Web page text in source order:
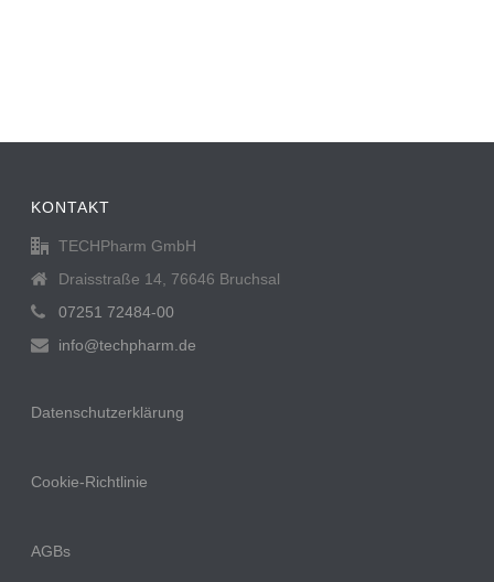
KONTAKT
TECHPharm GmbH
Draisstraße 14, 76646 Bruchsal
07251 72484-00
info@techpharm.de
Datenschutzerklärung
Cookie-Richtlinie
AGBs